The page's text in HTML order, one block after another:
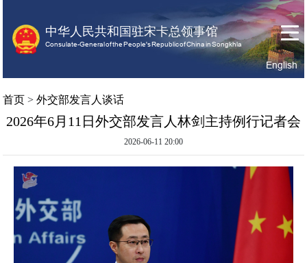
中华人民共和国驻宋卡总领事馆
Consulate-General of the People's Republic of China in Songkhla
我
服
English
首页 >外交部发言人谈话
2026年6月11日外交部发言人林剑主持例行记者会
2026-06-11 20:00